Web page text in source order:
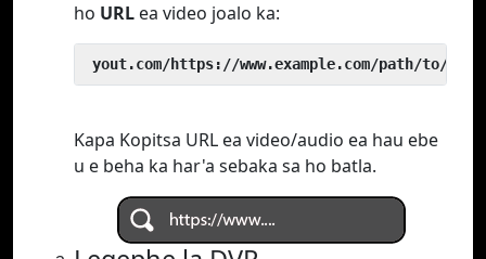
ho URL ea video joalo ka:
yout.com/https://www.example.com/path/to/
Kapa Kopitsa URL ea video/audio ea hau ebe
u e beha ka har'a sebaka sa ho batla.